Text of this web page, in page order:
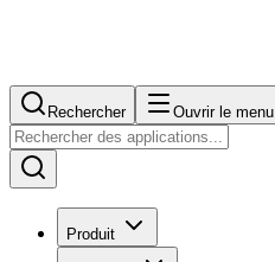
Rechercher Ouvrir le menu
Produit